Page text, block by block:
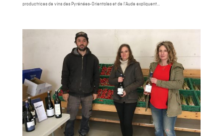
productrices de vins des Pyrénées-Orientales et de l’Aude expliquent...